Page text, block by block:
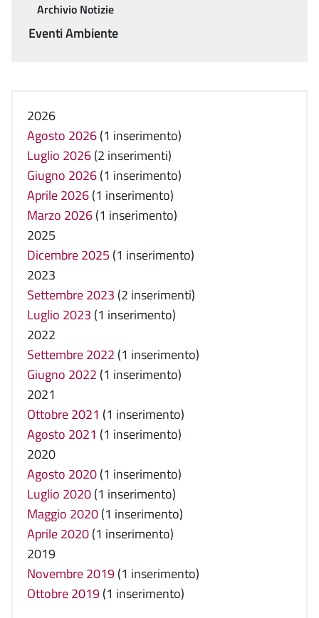
Archivio Notizie
Eventi Ambiente
2026
Agosto 2026(1 inserimento)
Luglio 2026(2 inserimenti)
Giugno 2026(1 inserimento)
Aprile 2026(1 inserimento)
Marzo 2026(1 inserimento)
2025
Dicembre 2025 (1 inserimento)
2023
Settembre 2023 (2 inserimenti)
Luglio 2023 (1 inserimento)
2022
Settembre 2022 (1 inserimento)
Giugno 2022 (1 inserimento)
2021
Ottobre 2021 (1 inserimento)
Agosto 2021 (1 inserimento)
2020
Agosto 2020(1 inserimento)
Luglio 2020(1 inserimento)
Maggio 2020(1 inserimento)
Aprile 2020(1 inserimento)
2019
Novembre 2019(1 inserimento)
Ottobre 2019(1 inserimento)